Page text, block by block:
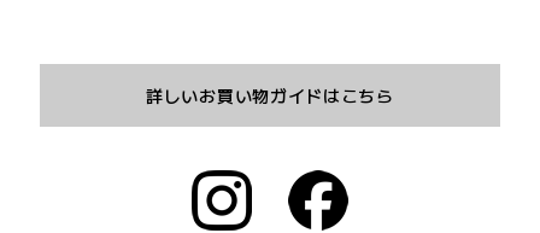
詳しいお買い物ガイドはこちら